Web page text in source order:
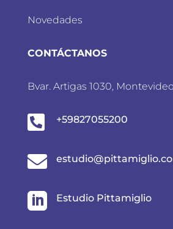
Novedades
CONTÁCTANOS
Bvar. Artigas 1030,
 +59827055200

 Estudio Pittamiglio